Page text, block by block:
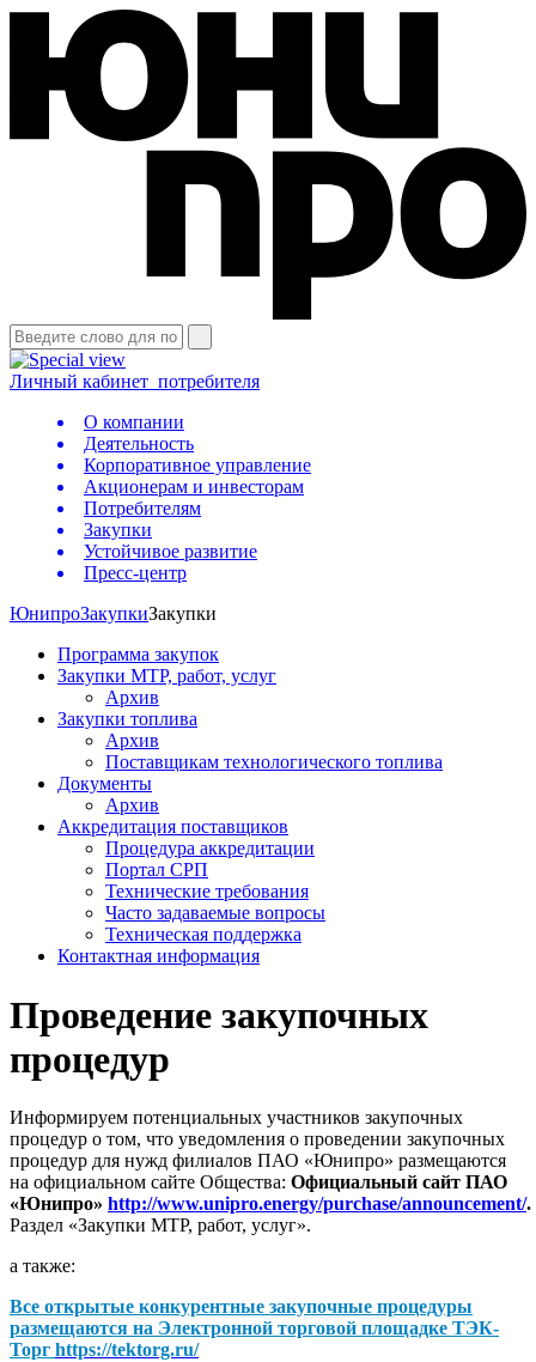
Личный кабинет потребителя
О компании
Деятельность
Корпоративное управление
Акционерам и инвесторам
Потребителям
Закупки
Устойчивое развитие
Пресс-центр
ЮнипроЗакупкиЗакупки
Программа закупок
Закупки МТР, работ, услуг
Архив
Закупки топлива
Архив
Поставщикам технологического топлива
Документы
Архив
Аккредитация поставщиков
Процедура аккредитации
Портал СРП
Технические требования
Часто задаваемые вопросы
Техническая поддержка
Контактная информация
Проведение закупочных
процедур
Информируем потенциальных участников закупочных
процедур о том, что уведомления о проведении закупочных
процедур для нужд филиалов ПАО «Юнипро» размещаются
на официальном сайте Общества: Официальный сайт ПАО
«Юнипро» http://www.unipro.energy/purchase/announcement/.
Раздел «Закупки МТР, работ, услуг».
а также:
Все открытые конкурентные закупочные процедуры
размещаются на Электронной торговой площадке ТЭК-
Торг https://tektorg.ru/